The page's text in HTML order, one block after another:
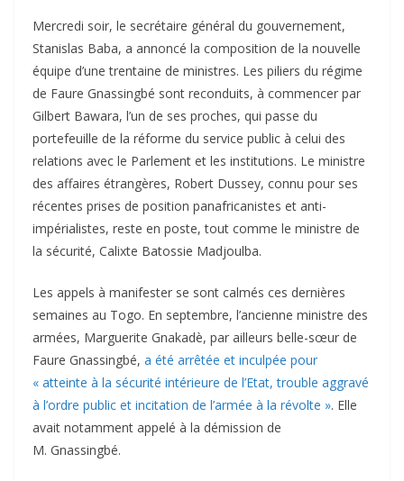
Mercredi soir, le secrétaire général du gouvernement,
Stanislas Baba, a annoncé la composition de la nouvelle
équipe d’une trentaine de ministres. Les piliers du régime
de Faure Gnassingbé sont reconduits, à commencer par
Gilbert Bawara, l’un de ses proches, qui passe du
portefeuille de la réforme du service public à celui des
relations avec le Parlement et les institutions. Le ministre
des affaires étrangères, Robert Dussey, connu pour ses
récentes prises de position panafricanistes et anti-
impérialistes, reste en poste, tout comme le ministre de
la sécurité, Calixte Batossie Madjoulba.
Les appels à manifester se sont calmés ces dernières
semaines au Togo. En septembre, l’ancienne ministre des
armées, Marguerite Gnakadè, par ailleurs belle-sœur de
Faure Gnassingbé, a été arrêtée et inculpée pour
« atteinte à la sécurité intérieure de l’Etat, trouble aggravé
à l’ordre public et incitation de l’armée à la révolte ». Elle
avait notamment appelé à la démission de
M. Gnassingbé.